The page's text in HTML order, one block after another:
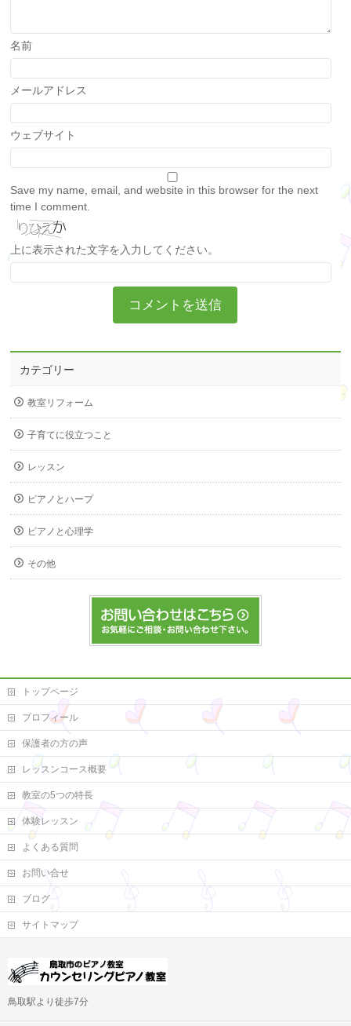
名前
メールアドレス
ウェブサイト
Save my name, email, and website in this browser for the next
time I comment.
上に表示された文字を入力してください。
カテゴリー
教室リフォーム
子育てに役立つこと
レッスン
ピアノとハープ
ピアノと心理学
その他
トップページ
プロフィール
保護者の方の声
レッスンコース概要
教室の5つの特長
体験レッスン
よくある質問
お問い合せ
ブログ
サイトマップ
鳥取駅より徒歩7分